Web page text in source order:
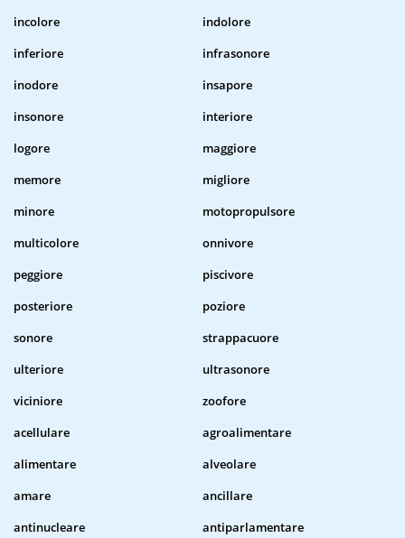
incolore
indolore
inferiore
infrasonore
inodore
insapore
insonore
interiore
logore
maggiore
memore
migliore
minore
motopropulsore
multicolore
onnivore
peggiore
piscivore
posteriore
poziore
sonore
strappacuore
ulteriore
ultrasonore
viciniore
zoofore
acellulare
agroalimentare
alimentare
alveolare
amare
ancillare
antinucleare
antiparlamentare